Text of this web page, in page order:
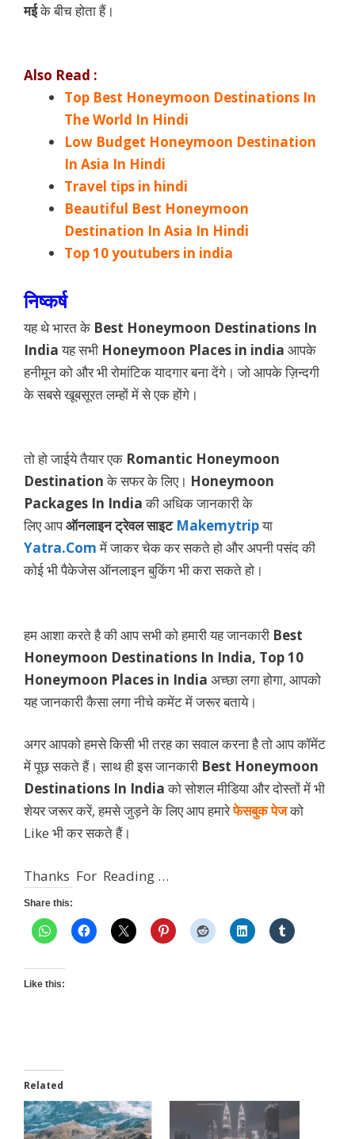
मईके बीच होता हैं।
Also Read :
Top Best Honeymoon Destinations In
The World In Hindi
Low Budget Honeymoon Destination
In Asia In Hindi
Travel tips in hindi
Beautiful Best Honeymoon
Destination In Asia In Hindi
Top 10 youtubers in india
निष्कर्ष
यह थे भारत के Best Honeymoon Destinations In
Indiaयह सभी Honeymoon Places in india आपके
हनीमून को और भी रोमांटिक यादगार बना देंगे। जो आपके ज़िन्दगी
के सबसे खूबसूरत लम्हों में से एक होंगे।
तो हो जाईये तैयार एक Romantic Honeymoon
Destinationके सफर के लिए। Honeymoon
Packages In Indiaकी अधिक जानकारी के
लिए आपऑनलाइन ट्रेवल साइट Makemytripया
Yatra.Com में जाकर चेक कर सकते हो और अपनी पसंद की
कोई भी पैकेजेस ऑनलाइन बुकिंग भी करा सकते हो।
हम आशा करते है की आप सभी को हमारी यह जानकारी Best
Honeymoon Destinations In India, Top 10
Honeymoon Places in India अच्छा लगा होगा, आपको
यह जानकारी कैसा लगा नीचे कमेंट में जरूर बताये।
अगर आपको हमसे किसी भी तरह का सवाल करना है तो आप कॉमेंट
में पूछ सकते हैं। साथ ही इस जानकारी Best Honeymoon
Destinations In Indiaको सोशल मीडिया और दोस्तों में भी
शेयर जरूर करें, हमसे जुड़ने के लिए आप हमारेफेसबुक पेजको
Like भी कर सकते हैं।
Thanks For Reading …
Share this:
Like this:
Related